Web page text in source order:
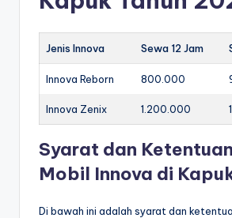
Jenis Innova Sewa 12 Jam
Innova Reborn 800.000
Innova Zenix 1.200.000
Syarat dan
Mobil Innova di
Di bawah ini adalah syarat dan